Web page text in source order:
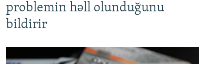
problemin həll olunduğunu
bildirir